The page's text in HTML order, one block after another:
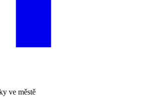
ve městě